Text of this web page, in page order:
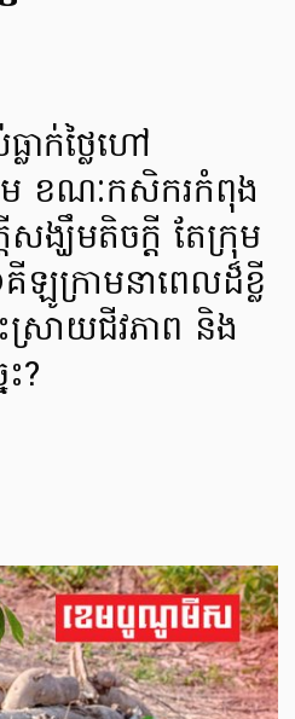
ក់ថ្លៃហៅ
ខណៈកសិករកំពុង
សង្ឃឹមតិចក្តី តែក្រុម
រាមនាពេលដ៏ខ្លី
រាយជីវភាព និង
?